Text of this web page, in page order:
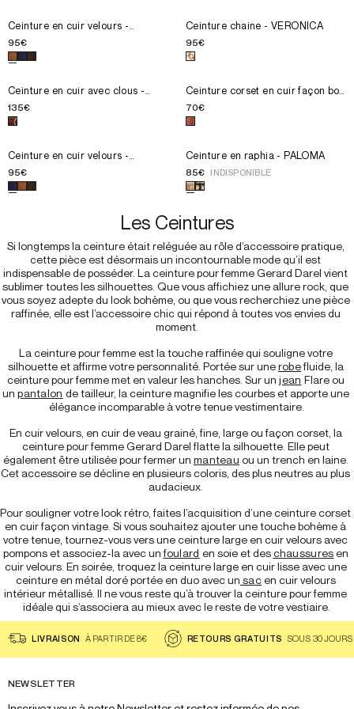
Choisissez la taille pour le produitCeinture en cuir velours -
T1
T2
T3
Ceinture en cuir velours -
95€
Choisissez une couleur pour le produit
Choisissez la taille pour le
U
Ceinture chaine - VERONICA
95€
Choisissez une couleur pour
Choisissez la taille pour le produitCeinture en cuir avec clous -
T1
T2
T3
Ceinture en cuir avec clous -
135€
Choisissez une couleur pour le produit
Choisissez la taille pour le
T1
T2
T3
Ceinture corset en cuir façon box
70€
Choisissez une couleur pour
Choisissez la taille pour le produitCeinture en cuir velours -
T1
T2
T3
Ceinture en cuir velours -
95€
Choisissez une couleur pour le produit
Ceinture en raphia - PALOMA
85€ INDISPONIBLE
Choisissez une couleur pour
Les Ceintures
Si longtemps la ceinture était reléguée au rôle d’accessoire pratique,
cette pièce est désormais un incontournable mode qu’il est
indispensable de posséder. La ceinture pour femme Gerard Darel vient
sublimer toutes les silhouettes. Que vous affichiez une allure rock, que
vous soyez adepte du look bohème, ou que vous recherchiez une pièce
raffinée, elle est l’accessoire chic qui répond à toutes vos envies du
moment.
La ceinture pour femme est la touche raffinée qui souligne votre
silhouette et affirme votre personnalité. Portée sur une robe fluide, la
ceinture pour femme met en valeur les hanches. Sur un jean Flare ou
un pantalon de tailleur, la ceinture magnifie les courbes et apporte une
élégance incomparable à votre tenue vestimentaire.
En cuir velours, en cuir de veau grainé, fine, large ou façon corset, la
ceinture pour femme Gerard Darel flatte la silhouette. Elle peut
également être utilisée pour fermer un manteau ou un trench en laine.
Cet accessoire se décline en plusieurs coloris, des plus neutres au plus
audacieux.
Pour souligner votre look rétro, faites l’acquisition d’une ceinture corset
en cuir façon vintage. Si vous souhaitez ajouter une touche bohème à
votre tenue, tournez-vous vers une ceinture large en cuir velours avec
pompons et associez-la avec un foulard en soie et des chaussures en
cuir velours. En soirée, troquez la ceinture large en cuir lisse avec une
ceinture en métal doré portée en duo avec un sac en cuir velours
intérieur métallisé. Il ne vous reste qu’à trouver la ceinture pour femme
idéale qui s’associera au mieux avec le reste de votre vestiaire.
LIVRAISON À PARTIR DE 8€ RETOURS GRATUITS SOUS 30
NEWSLETTER